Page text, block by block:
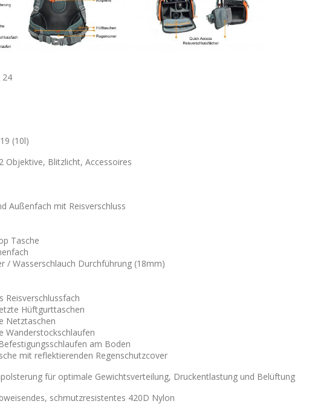
24
(10l)
Objektive, Blitzlicht, Accessoires
Außenfach mit Reisverschluss
Tasche
/ Wasserschlauch Durchführung (18mm)
Reisverschlussfach
Hüftgurttaschen
Netztaschen
Wanderstockschlaufen
am Boden
mit reflektierenden Regenschutzcover
für optimale Gewichtsverteilung, Druckentlastung und Belüftung
schmutzresistentes 420D Nylon